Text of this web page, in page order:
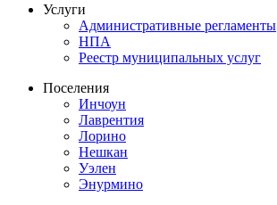
Услуги
Административные регламенты
НПА
Реестр муниципальных услуг
Поселения
Инчоун
Лаврентия
Лорино
Нешкан
Уэлен
Энурмино